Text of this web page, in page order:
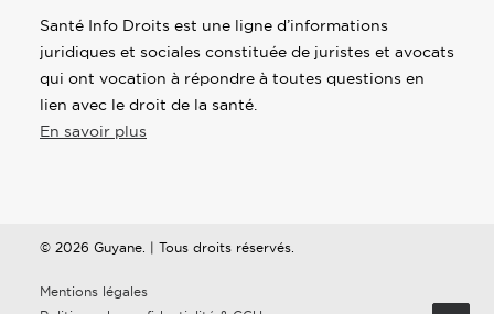
Santé Info Droits est une ligne d’informations
juridiques et sociales constituée de juristes et avocats
qui ont vocation à répondre à toutes questions en
lien avec le droit de la santé.
En savoir plus
© 2026 Guyane. | Tous droits réservés.
Mentions légales